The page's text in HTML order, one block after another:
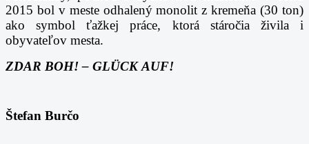
2015 bol v meste odhalený monolit z kremeňa (30 ton)
ako symbol ťažkej práce, ktorá stáročia živila i
obyvateľov mesta.
ZDAR BOH! – GLÜCK AUF!
Štefan Burčo